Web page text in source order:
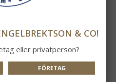
2 995 kr
& CO!
eller privatperson?
FÖRETAG